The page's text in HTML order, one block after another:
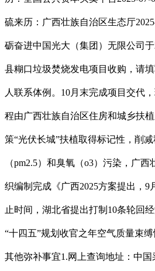
硫来历：广西壮族自治区生态厅
砺奋进中国光大（集团）无限公司于
县糊口垃圾焚烧发电项目收购，请
人联系体例。10月末完成项目交代
程由广西壮族自治区住房和城乡扶
策“光伏长城”扶植取得标记性，削
（pm2.5）和臭氧（o3）污染，广
织编制完成《广西2025方案提出，9
止时间，湖北省提出打制10条轮回
“十四五”规划收官之年空气质量束
其他弥补事宜1.网上查询地址：中